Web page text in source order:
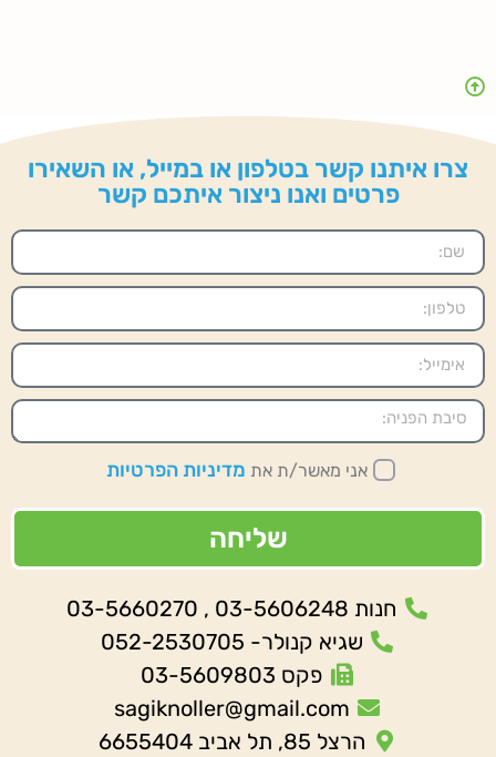
צרו איתנו קשר בטלפון או במייל, או השאירו
פרטים ואנו ניצור איתכם קשר
אני מאשר/ת את מדיניות הפרטיות
שליחה
חנות 03-5606248 , 03-5660270
שגיא קנולר- 052-2530705
פקס 03-5609803
sagiknoller@gmail.com
הרצל 85, תל אביב 6655404